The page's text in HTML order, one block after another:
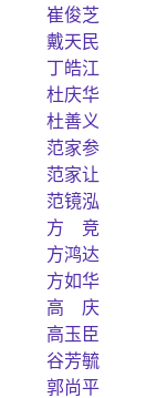
崔俊芝
戴天民
丁皓江
杜庆华
杜善义
范家参
范家让
范镜泓
方 竞
方鸿达
方如华
高 庆
高玉臣
谷芳毓
郭尚平